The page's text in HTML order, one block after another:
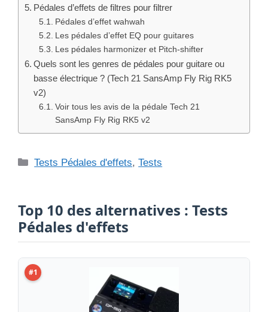
Pédales d’effets de filtres pour filtrer
Pédales d’effet wahwah
Les pédales d’effet EQ pour guitares
Les pédales harmonizer et Pitch-shifter
Quels sont les genres de pédales pour guitare ou
basse électrique ? (Tech 21 SansAmp Fly Rig RK5
v2)
Voir tous les avis de la pédale Tech 21
SansAmp Fly Rig RK5 v2
Catégories
Tests Pédales d'effets,Tests
Top 10 des alternatives : Tests
Pédales d'effets
#1